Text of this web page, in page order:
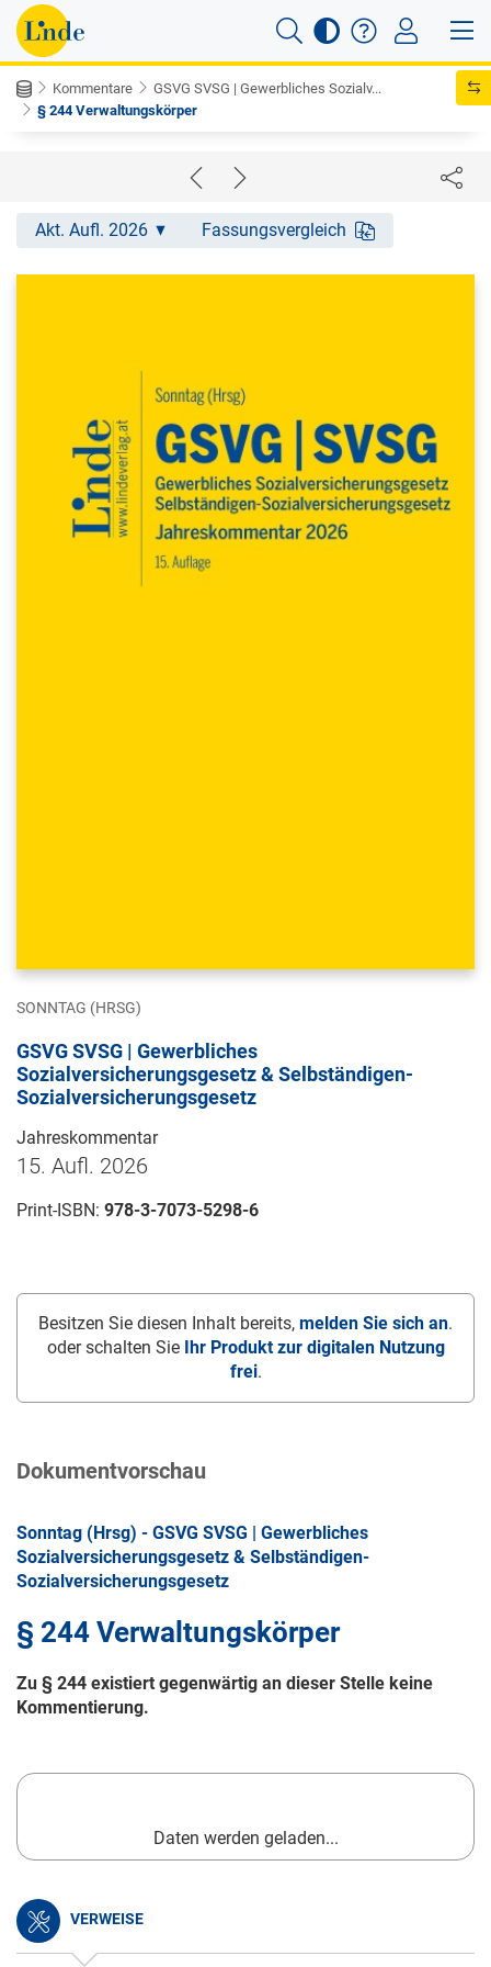
Kommentare
GSVG SVSG | Gewerbliches Sozialv...
§ 244 Verwaltungskörper
Akt. Aufl. 2026 Fassungsvergleich
SONNTAG (HRSG)
GSVG SVSG | Gewerbliches
Sozialversicherungsgesetz & Selbständigen-
Sozialversicherungsgesetz
Jahreskommentar
15. Aufl. 2026
Print-ISBN: 978-3-7073-5298-6
Besitzen Sie diesen Inhalt bereits, melden Sie sich an.
oder schalten Sie
Ihr Produkt zur digitalen Nutzung
frei.
Dokumentvorschau
Sonntag (Hrsg) - GSVG SVSG | Gewerbliches
Sozialversicherungsgesetz & Selbständigen-
Sozialversicherungsgesetz
§ 244 Verwaltungskörper
Zu § 244 existiert gegenwärtig an dieser Stelle keine
Kommentierung.
Daten werden geladen...
VERWEISE